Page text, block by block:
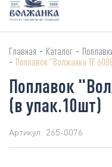
Главная - Каталог -
- Поплавок "Волжанка TF
Поплавок
(в упак.10шт)
Артикул: 265-0076